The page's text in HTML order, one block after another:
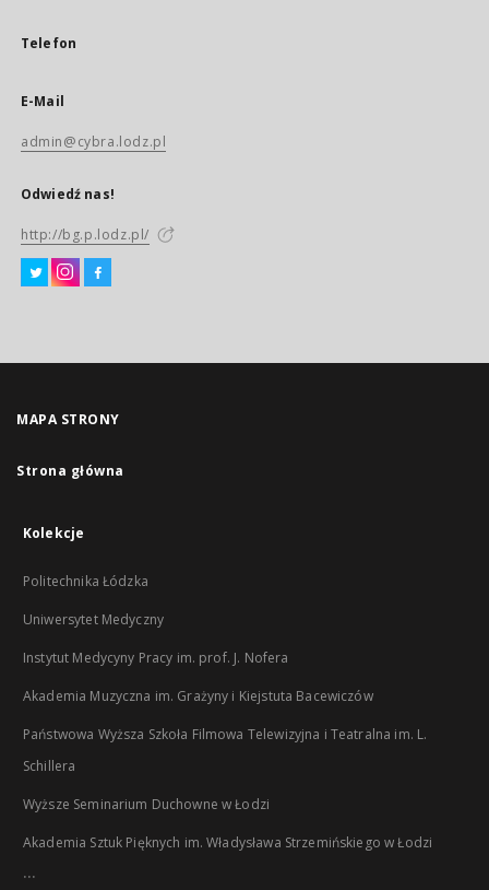
Telefon
E-Mail
admin@cybra.lodz.pl
Odwiedź nas!
http://bg.p.lodz.pl/
MAPA STRONY
Strona główna
Kolekcje
Politechnika Łódzka
Uniwersytet Medyczny
Instytut Medycyny Pracy im. prof. J. Nofera
Akademia Muzyczna im. Grażyny i Kiejstuta Bacewiczów
Państwowa Wyższa Szkoła Filmowa Telewizyjna i Teatralna im. L.
Schillera
Wyższe Seminarium Duchowne w Łodzi
Akademia Sztuk Pięknych im. Władysława Strzemińskiego w Łodzi
...